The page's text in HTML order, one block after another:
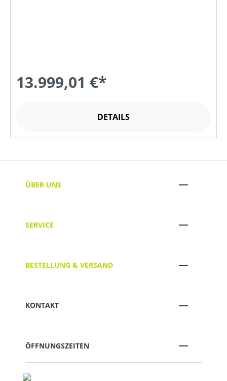
13.999,01 €*
DETAILS
ÜBER UNS
SERVICE
BESTELLUNG & VERSAND
KONTAKT
ÖFFNUNGSZEITEN